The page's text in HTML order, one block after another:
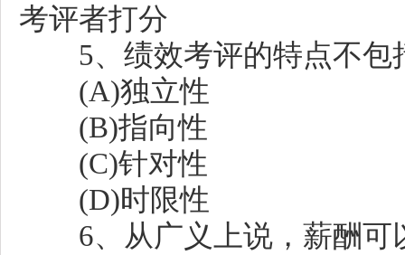
考评者打分
5、绩效考评的特点不包
(A)独立性
(B)指向性
(C)针对性
(D)时限性
6、从广义上说，薪酬可